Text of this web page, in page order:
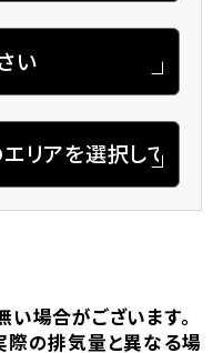
場合がございます。
の排気量と異なる場
上小田井
見
山